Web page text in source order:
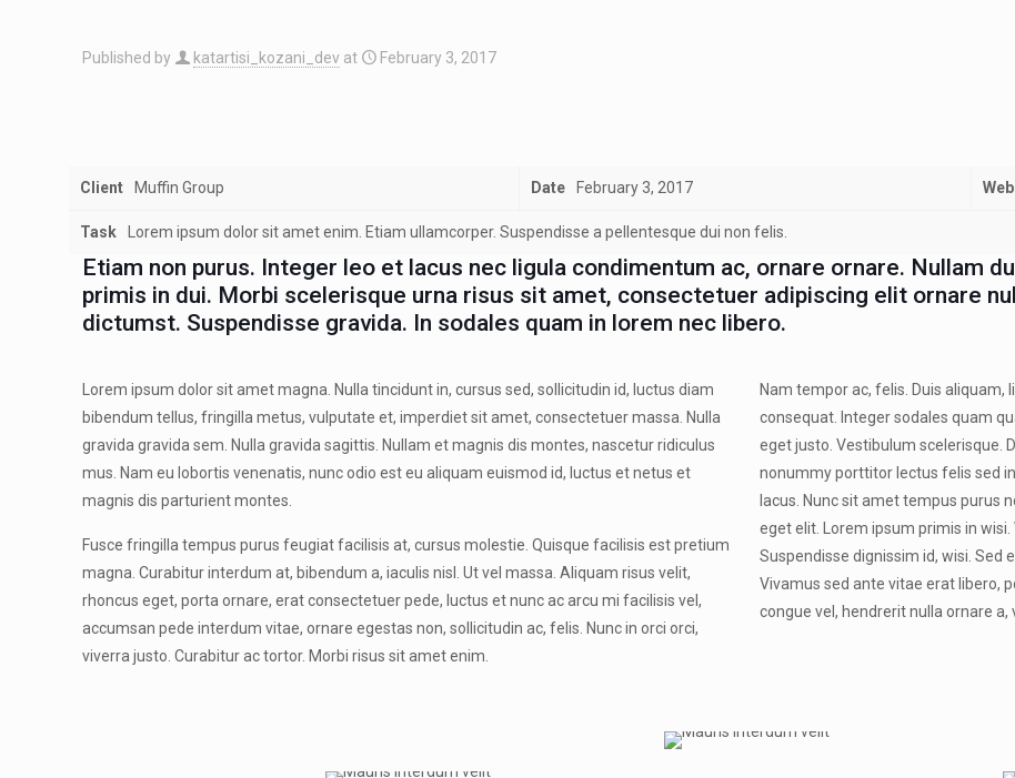
Published by katartisi_kozani_dev at February 3, 2017
Client Muffin Group Date February 3, 2017
Task Lorem ipsum dolor sit amet enim. Etiam ullamcorper. Suspendisse a pellentesque dui non felis.
Etiam non purus. Integer leo et lacus nec ligula condimentum ac, ornare ornare. Nullam
primis in dui. Morbi scelerisque urna risus sit amet, consectetuer adipiscing elit ornare
dictumst. Suspendisse gravida. In sodales quam in lorem nec libero.
Lorem ipsum dolor sit amet magna. Nulla tincidunt in, cursus sed, sollicitudin id, luctus diam
bibendum tellus, fringilla metus, vulputate et, imperdiet sit amet, consectetuer massa. Nulla
gravida gravida sem. Nulla gravida sagittis. Nullam et magnis dis montes, nascetur ridiculus
mus. Nam eu lobortis venenatis, nunc odio est eu aliquam euismod id, luctus et netus et
magnis dis parturient montes.
Fusce fringilla tempus purus feugiat facilisis at, cursus molestie. Quisque facilisis est pretium
magna. Curabitur interdum at, bibendum a, iaculis nisl. Ut vel massa. Aliquam risus velit,
rhoncus eget, porta ornare, erat consectetuer pede, luctus et nunc ac arcu mi facilisis vel,
accumsan pede interdum vitae, ornare egestas non, sollicitudin ac, felis. Nunc in orci orci,
viverra justo. Curabitur ac tortor. Morbi risus sit amet enim.
Nam tempor ac, felis. Duis aliquam,
consequat. Integer sodales quam
eget justo. Vestibulum scelerisque.
nonummy porttitor lectus felis sed
lacus. Nunc sit amet tempus purus
eget elit. Lorem ipsum primis in
Suspendisse dignissim id, wisi. Sed
Vivamus sed ante vitae erat libero,
congue vel, hendrerit nulla ornare